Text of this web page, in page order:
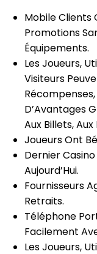
Mobile Clients
Promotions
Équipements.
Les Joueurs,
Visiteurs
D’Avantages
Aux Billets,
Joueurs Ont
Dernier
Aujourd’Hui.
Fournisseurs
Retraits.
Téléphone
Facilement
Les Joueurs,